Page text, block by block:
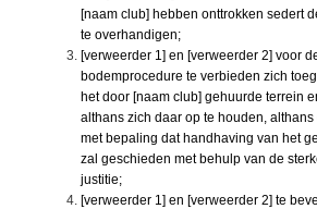
[naam club] hebben onttrokken sedert
te overhandigen;
[verweerder 1] en [verweerder 2] voor
bodemprocedure te verbieden zich
het door [naam club] gehuurde terrein
althans zich daar op te houden, althans
met bepaling dat handhaving van het
zal geschieden met behulp van de
justitie;
[verweerder 1] en [verweerder 2] te